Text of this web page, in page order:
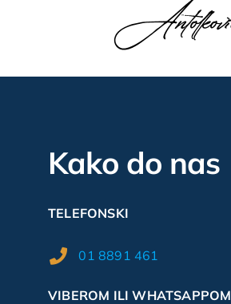
Kako do nas
TELEFONSKI
01 8891 461
VIBEROM ILI WHATSAPPOM